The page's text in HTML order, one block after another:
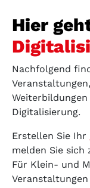
Hier
Nachfolgend
Digitalisierung.
Erstellen Sie Ihr
melden Sie sich
Für Klein- und